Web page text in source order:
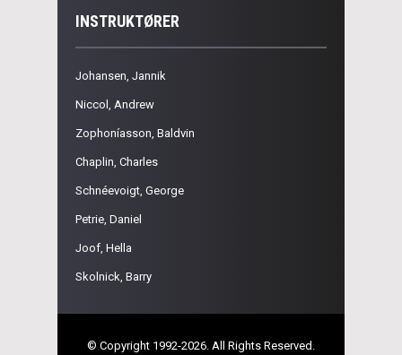
INSTRUKTØRER
Johansen, Jannik
Niccol, Andrew
Zophoníasson, Baldvin
Chaplin, Charles
Schnéevoigt, George
Petrie, Daniel
Joof, Hella
Skolnick, Barry
© Copyright 1992-2026. All Rights Reserved.